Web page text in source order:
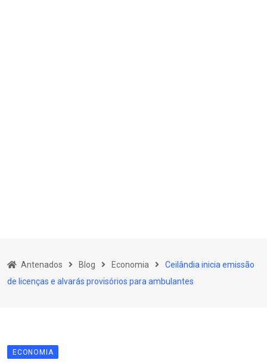
to
content
Antenados Blog Economia
Ceilândia inicia emissão
de licenças e alvarás provisórios para ambulantes
ECONOMIA